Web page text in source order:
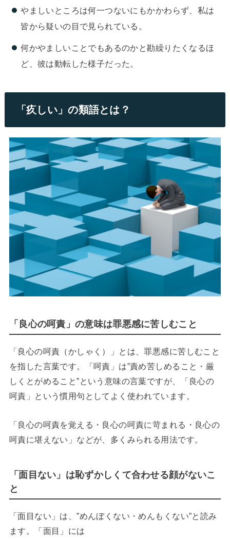
やましいところは何一つないにもかかわらず、私は
皆から疑いの目で見られている。
何かやましいことでもあるのかと勘繰りたくなるほ
ど、彼は動転した様子だった。
「疚しい」の類語とは？
「良心の呵責」の意味は罪悪感に苦しむこと
「良心の呵責（かしゃく）」とは、罪悪感に苦しむこと
を指した言葉です。「呵責」は”責め苦しめること・厳
しくとがめること”という意味の言葉ですが、「良心の
呵責」という慣用句としてよく使われています。
「良心の呵責を覚える・良心の呵責に苛まれる・良心の
呵責に堪えない」などが、多くみられる用法です。
「面目ない」は恥ずかしくて合わせる顔がないこ
と
「面目ない」は、”めんぼくない・めんもくない”と読み
ます。「面目」には